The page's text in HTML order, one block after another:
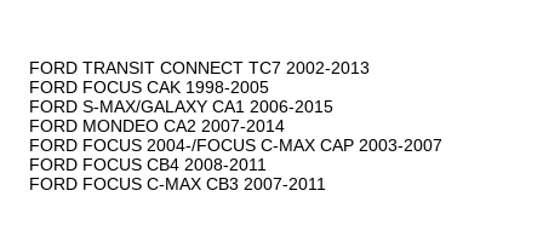
FORD TRANSIT CONNECT TC7 2002-2013
FORD FOCUS CAK 1998-2005
FORD S-MAX/GALAXY CA1 2006-2015
FORD MONDEO CA2 2007-2014
FORD FOCUS 2004-/FOCUS C-MAX CAP 2003-2007
FORD FOCUS CB4 2008-2011
FORD FOCUS C-MAX CB3 2007-2011